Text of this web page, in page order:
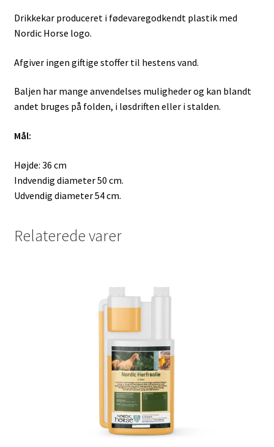
Drikkekar produceret i fødevaregodkendt plastik med
Nordic Horse logo.
Afgiver ingen giftige stoffer til hestens vand.
Baljen har mange anvendelses muligheder og kan blandt
andet bruges på folden, i løsdriften eller i stalden.
Mål:
Højde: 36 cm
Indvendig diameter 50 cm.
Udvendig diameter 54 cm.
Relaterede varer